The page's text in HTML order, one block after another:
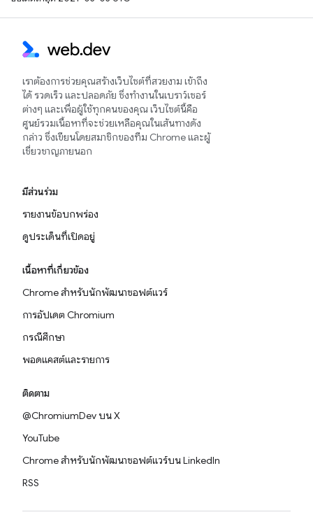
เราต้องการช่วยคุณสร้างเว็บไซต์ที่สวยงาม เข้าถึง
ได้ รวดเร็ว และปลอดภัย ซึ่งทำงานในเบราว์เซอร์
ต่างๆ และเพื่อผู้ใช้ทุกคนของคุณ เว็บไซต์นี้คือ
ศูนย์รวมเนื้อหาที่จะช่วยเหลือคุณในเส้นทางดัง
กล่าว ซึ่งเขียนโดยสมาชิกของทีม Chrome และผู้
เชี่ยวชาญภายนอก
มีส่วนร่วม
รายงานข้อบกพร่อง
ดูประเด็นที่เปิดอยู่
เนื้อหาที่เกี่ยวข้อง
Chrome สำหรับนักพัฒนาซอฟต์แวร์
การอัปเดต Chromium
กรณีศึกษา
พอดแคสต์และรายการ
ติดตาม
@ChromiumDev บน X
YouTube
Chrome สำหรับนักพัฒนาซอฟต์แวร์บน LinkedIn
RSS